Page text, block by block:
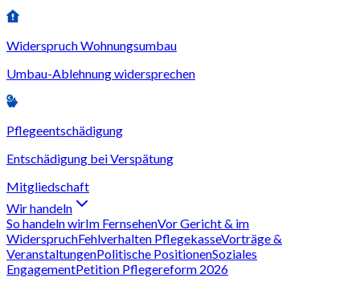
Widerspruch Wohnungsumbau
Umbau-Ablehnung widersprechen
Pflegeentschädigung
Entschädigung bei Verspätung
Mitgliedschaft
Wir handeln
So handeln wirIm FernsehenVor Gericht & im
WiderspruchFehlverhalten PflegekasseVorträge &
VeranstaltungenPolitische PositionenSoziales
EngagementPetition Pflegereform 2026